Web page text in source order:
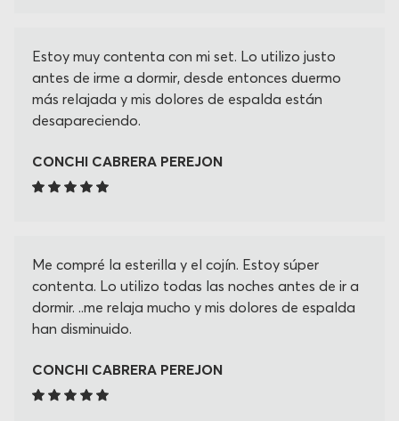
Estoy muy contenta con mi set. Lo utilizo justo
antes de irme a dormir, desde entonces duermo
más relajada y mis dolores de espalda están
desapareciendo.
CONCHI CABRERA PEREJON
Me compré la esterilla y el cojín. Estoy súper
contenta. Lo utilizo todas las noches antes de ir a
dormir. ..me relaja mucho y mis dolores de espalda
han disminuido.
CONCHI CABRERA PEREJON